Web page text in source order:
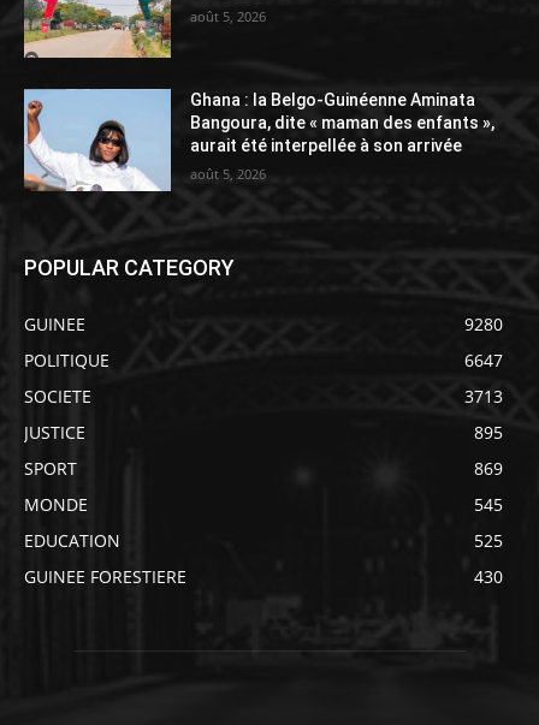
août 5, 2026
Ghana : la Belgo-Guinéenne Aminata
Bangoura, dite « maman des enfants »,
aurait été interpellée à son arrivée
août 5, 2026
POPULAR CATEGORY
GUINEE
9280
POLITIQUE
6647
SOCIETE
3713
JUSTICE
895
SPORT
869
MONDE
545
EDUCATION
525
GUINEE FORESTIERE
430